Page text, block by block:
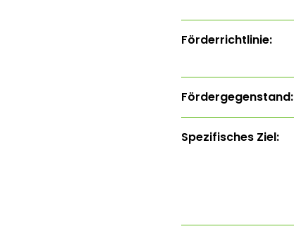
Förderrichtlinie:
Fördergegenstand:
Spezifisches Ziel: